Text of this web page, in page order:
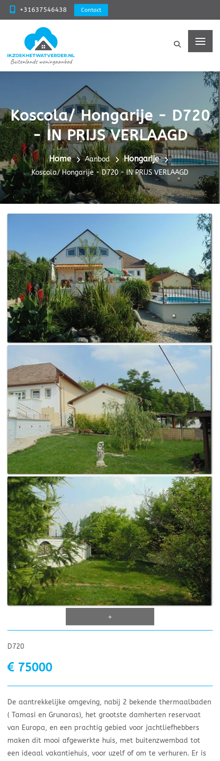
+31637546438 Contact
Koscola/ Hongarije - D720
- IN PRIJS VERLAAGD
Home Aanbod Hongarije
Koscola/ Hongarije - D720 - IN PRIJS VERLAAGD
+
D720
75000
De aantrekkelijke omgeving, nabij 2 bekende thermaalbaden
( Tamasi en Grunaras), het grootste damherten reservaat
van Europa, en een prachtig gebied voor jachtliefhebbers
maken dit mooi afgewerkte huis, met buitenzwembad tot
een ideaal vakantiehuis, voor uzelf of om te verhuren. Er is